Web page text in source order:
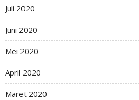
Juli 2020
Juni 2020
Mei 2020
April 2020
Maret 2020